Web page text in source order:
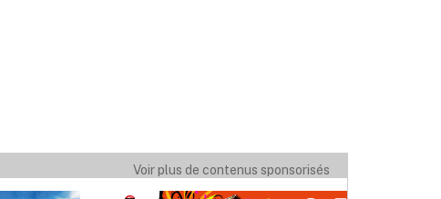
Voir plus de contenus sponsorisés